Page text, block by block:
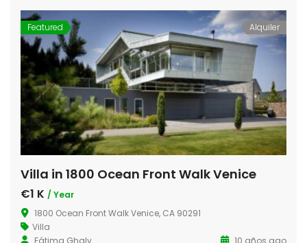
Featured Alquiler
Villa in 1800 Ocean Front Walk Venice
€1 K / Year
1800 Ocean Front Walk Venice, CA 90291
Villa